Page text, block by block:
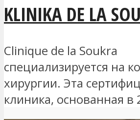
KLINIKA DE LA
Clinique de la Soukra
специализируется на
хирургии. Эта
клиника, основанная в